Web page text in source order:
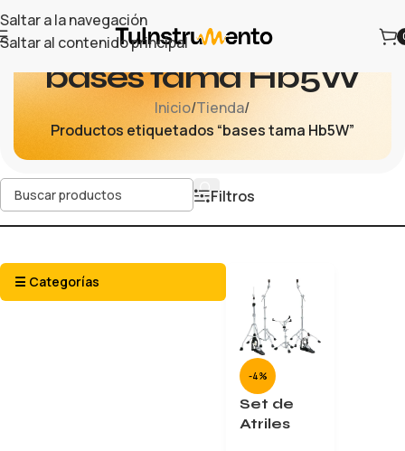
Saltar a la navegación
Saltar al contenido principal
bases tama Hb5W
Inicio/Tienda/
Productos etiquetados “bases tama Hb5W”
Filtros
☰ Categorías
-4%
Set de
Atriles